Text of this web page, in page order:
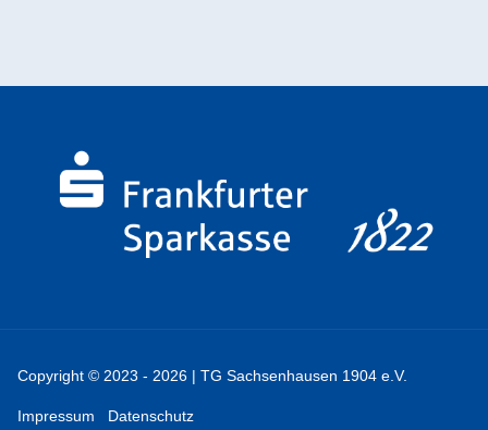
Copyright © 2023 - 2026 | TG Sachsenhausen 1904 e.V.
Impressum Datenschutz